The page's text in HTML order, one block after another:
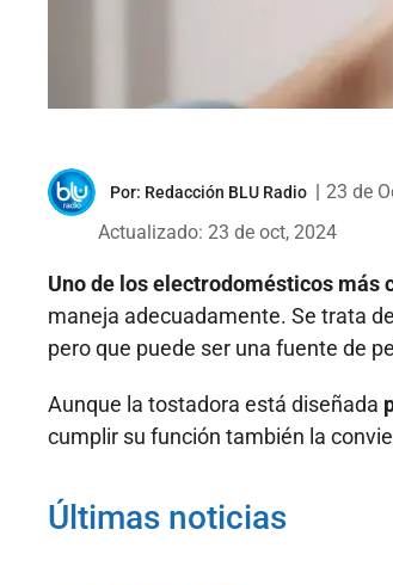
Por: Redacción BLU Radio
23 de
Actualizado: 23 de oct, 2024
Uno de los electrodomésticos más
maneja adecuadamente. Se trata
pero que puede ser una fuente de
Aunque la tostadora está diseñada
cumplir su función también la
Últimas noticias